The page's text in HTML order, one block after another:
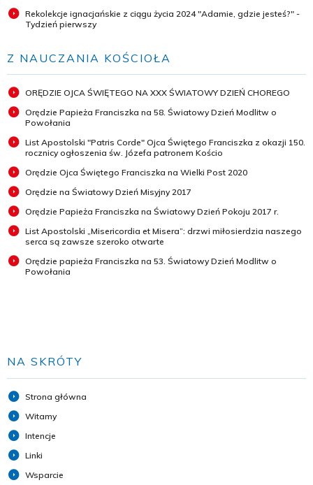
Rekolekcje ignacjańskie z ciągu życia 2024 "Adamie, gdzie jesteś?" -
Tydzień pierwszy
Z NAUCZANIA KOŚCIOŁA
ORĘDZIE OJCA ŚWIĘTEGO NA XXX ŚWIATOWY DZIEŃ CHOREGO
Orędzie Papieża Franciszka na 58. Światowy Dzień Modlitw o
Powołania
List Apostolski "Patris Corde" Ojca Świętego Franciszka z okazji 150.
rocznicy ogłoszenia św. Józefa patronem Kościo
Orędzie Ojca Świętego Franciszka na Wielki Post 2020
Orędzie na Światowy Dzień Misyjny 2017
Orędzie Papieża Franciszka na Światowy Dzień Pokoju 2017 r.
List Apostolski „Misericordia et Misera”: drzwi miłosierdzia naszego
serca są zawsze szeroko otwarte
Orędzie papieża Franciszka na 53. Światowy Dzień Modlitw o
Powołania
NA SKRÓTY
Strona główna
Witamy
Intencje
Linki
Wsparcie